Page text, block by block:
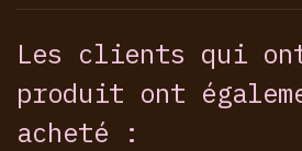
Les clients qui
produit ont
acheté :